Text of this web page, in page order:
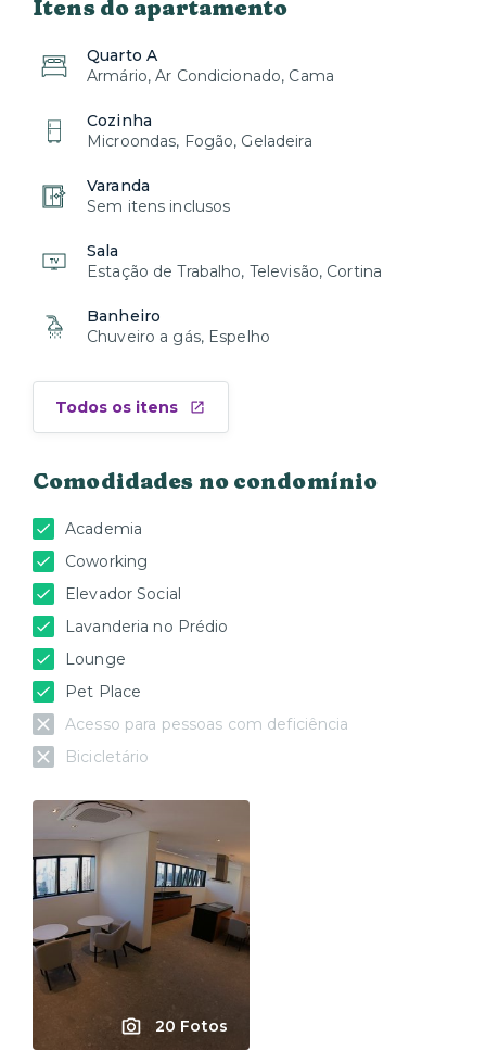
Itens do apartamento
Quarto A
Armário, Ar Condicionado, Cama
Cozinha
Microondas, Fogão, Geladeira
Varanda
Sem itens inclusos
Sala
Estação de Trabalho, Televisão, Cortina
Banheiro
Chuveiro a gás, Espelho
Todos os itens
Comodidades no condomínio
Academia
Coworking
Elevador Social
Lavanderia no Prédio
Lounge
Pet Place
Acesso para pessoas com deficiência
Bicicletário
20 Fotos